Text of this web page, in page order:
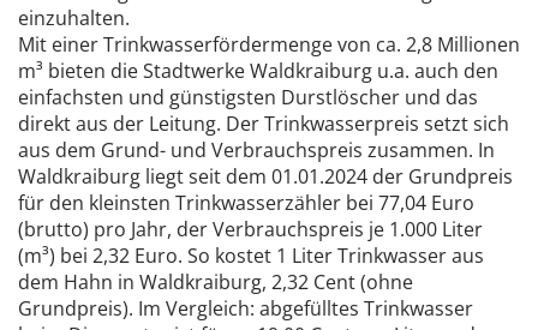
einzuhalten.
Mit einer Trinkwasserfördermenge von ca. 2,8 Millionen
m³ bieten die Stadtwerke Waldkraiburg u.a. auch den
einfachsten und günstigsten Durstlöscher und das
direkt aus der Leitung. Der Trinkwasserpreis setzt sich
aus dem Grund- und Verbrauchspreis zusammen. In
Waldkraiburg liegt seit dem 01.01.2024 der Grundpreis
für den kleinsten Trinkwasserzähler bei 77,04 Euro
(brutto) pro Jahr, der Verbrauchspreis je 1.000 Liter
(m³) bei 2,32 Euro. So kostet 1 Liter Trinkwasser aus
dem Hahn in Waldkraiburg, 2,32 Cent (ohne
Grundpreis). Im Vergleich: abgefülltes Trinkwasser